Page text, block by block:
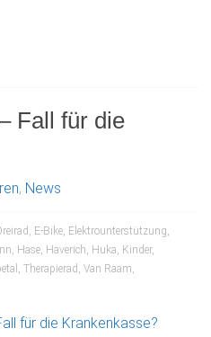
Fall für die
, News
, E-Bike, Elektrounterstützung,
, Hase, Haverich, Huka, Kinder,
,Therapierad ,Van Raam,